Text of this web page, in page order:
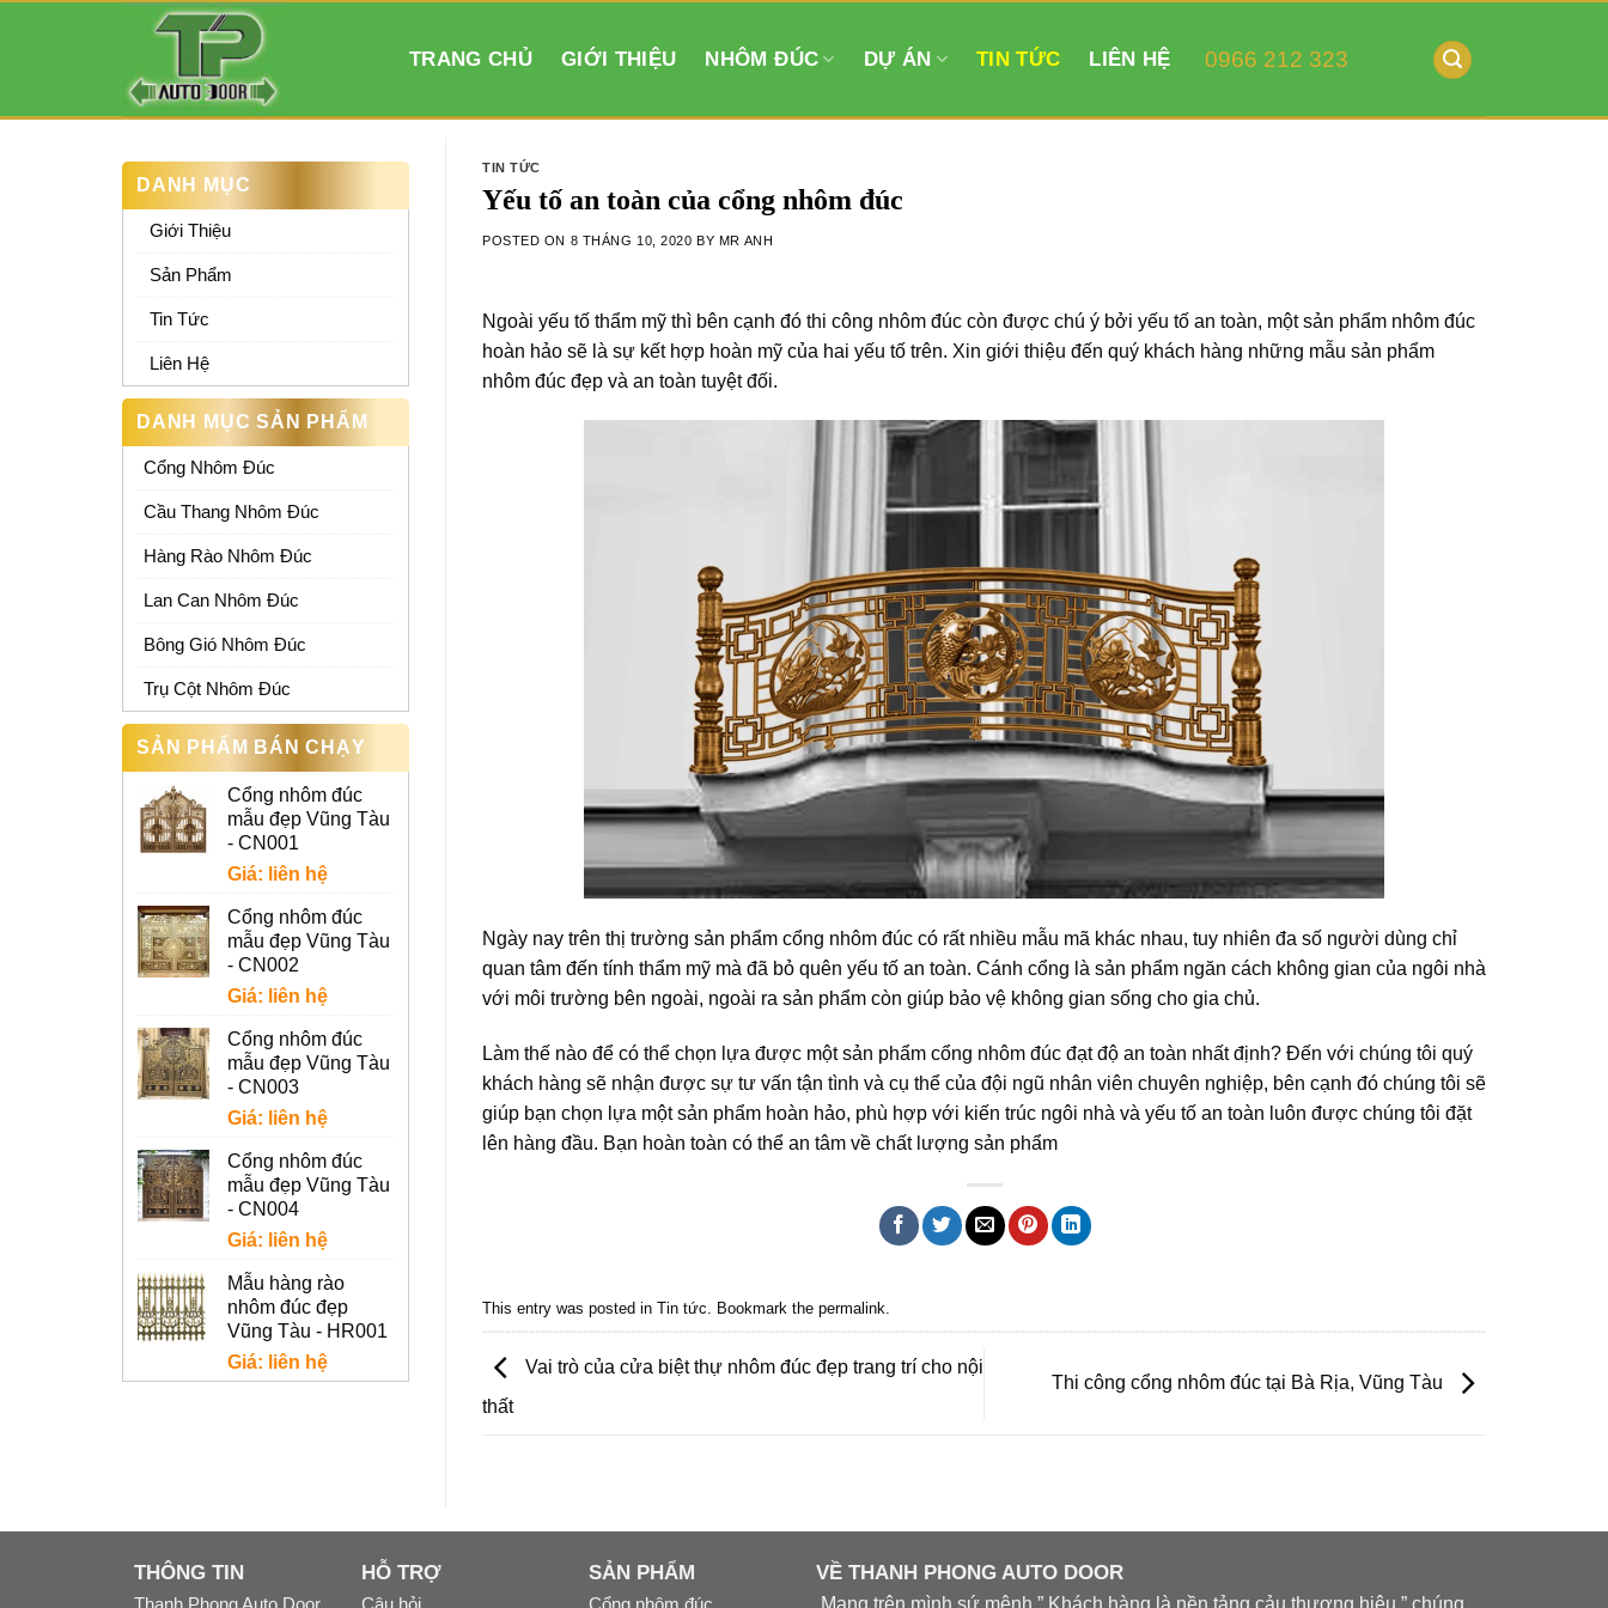
TRANG CHỦ GIỚI THIỆU NHÔM ĐÚC DỰ ÁN TIN TỨC LIÊN HỆ 0966 212 323
DANH MỤC
Giới Thiệu
Sản Phẩm
Tin Tức
Liên Hệ
DANH MỤC SẢN PHẨM
Cổng Nhôm Đúc
Cầu Thang Nhôm Đúc
Hàng Rào Nhôm Đúc
Lan Can Nhôm Đúc
Bông Gió Nhôm Đúc
Trụ Cột Nhôm Đúc
SẢN PHẨM BÁN CHẠY
Cổng nhôm đúc
mẫu đẹp Vũng Tàu
- CN001
Giá: liên hệ
Cổng nhôm đúc
mẫu đẹp Vũng Tàu
- CN002
Giá: liên hệ
Cổng nhôm đúc
mẫu đẹp Vũng Tàu
- CN003
Giá: liên hệ
Cổng nhôm đúc
mẫu đẹp Vũng Tàu
- CN004
Giá: liên hệ
Mẫu hàng rào
nhôm đúc đẹp
Vũng Tàu - HR001
Giá: liên hệ
TIN TỨC
Yếu tố an toàn của cổng nhôm đúc
POSTED ON 8 THÁNG 10, 2020 BY MR ANH
Ngoài yếu tố thẩm mỹ thì bên cạnh đó thi công nhôm đúc còn được chú ý bởi yếu tố an toàn, một sản phẩm nhôm đúc
hoàn hảo sẽ là sự kết hợp hoàn mỹ của hai yếu tố trên. Xin giới thiệu đến quý khách hàng những mẫu sản phẩm
nhôm đúc đẹp và an toàn tuyệt đối.
Ngày nay trên thị trường sản phẩm cổng nhôm đúc có rất nhiều mẫu mã khác nhau, tuy nhiên đa số người dùng chỉ
quan tâm đến tính thẩm mỹ mà đã bỏ quên yếu tố an toàn. Cánh cổng là sản phẩm ngăn cách không gian của ngôi nhà
với môi trường bên ngoài, ngoài ra sản phẩm còn giúp bảo vệ không gian sống cho gia chủ.
Làm thế nào để có thể chọn lựa được một sản phẩm cổng nhôm đúc đạt độ an toàn nhất định? Đến với chúng tôi quý
khách hàng sẽ nhận được sự tư vấn tận tình và cụ thể của đội ngũ nhân viên chuyên nghiệp, bên cạnh đó chúng tôi sẽ
giúp bạn chọn lựa một sản phẩm hoàn hảo, phù hợp với kiến trúc ngôi nhà và yếu tố an toàn luôn được chúng tôi đặt
lên hàng đầu. Bạn hoàn toàn có thể an tâm về chất lượng sản phẩm
This entry was posted in Tin tức. Bookmark the permalink.
Vai trò của cửa biệt thự nhôm đúc đẹp trang trí cho nội
thất
Thi công cổng nhôm đúc tại Bà Rịa, Vũng Tàu
THÔNG TIN HỖ TRỢ SẢN PHẨM VỀ THANH PHONG AUTO DOOR